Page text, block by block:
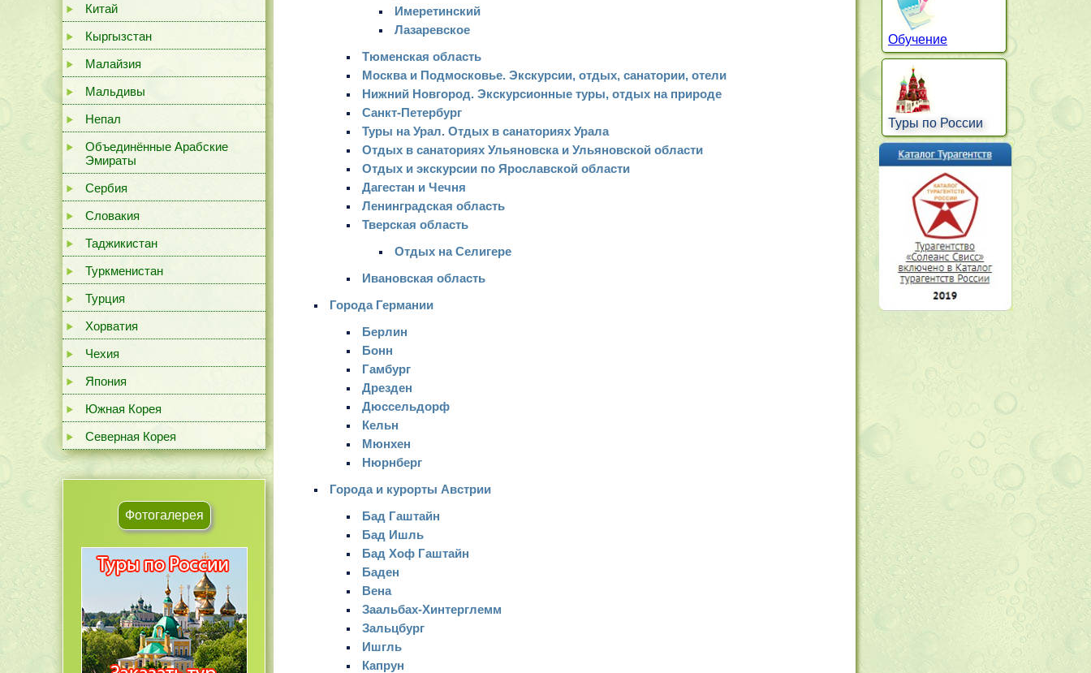
Китай
Кыргызстан
Малайзия
Мальдивы
Непал
Объединённые Арабские
Эмираты
Сербия
Словакия
Таджикистан
Туркменистан
Турция
Хорватия
Чехия
Япония
Южная Корея
Северная Корея
Фотогалерея
Имеретинский
Лазаревское
Тюменская область
Москва и Подмосковье. Экскурсии, отдых, санатории, отели
Нижний Новгород. Экскурсионные туры, отдых на природе
Санкт-Петербург
Туры на Урал. Отдых в санаториях Урала
Отдых в санаториях Ульяновска и Ульяновской области
Отдых и экскурсии по Ярославской области
Дагестан и Чечня
Ленинградская область
Тверская область
Отдых на Селигере
Ивановская область
Города Германии
Берлин
Бонн
Гамбург
Дрезден
Дюcceльдopф
Кельн
Мюнхен
Нюрнберг
Города и курорты Австрии
Бaд Гaштaйн
Бад Ишль
Бад Хоф Гаштайн
Баден
Вена
Заальбах-Хинтерглемм
Зальцбург
Ишгль
Капрун
Обучение
Туры по России